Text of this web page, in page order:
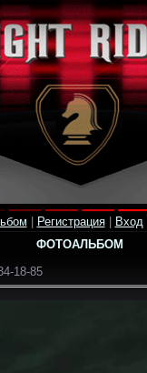
Регистрация| Вход|
ФОТОАЛЬБОМ
18-85